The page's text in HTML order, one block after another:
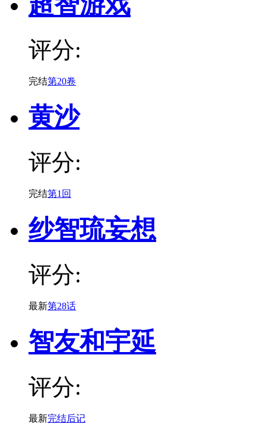
评分:
完结第20卷
黄沙
评分:
完结第1回
纱智琉妄想
评分:
最新第28话
智友和宇延
评分:
最新完结后记